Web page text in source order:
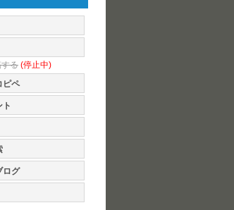
る (停止中)
ピペ
ト
ログ